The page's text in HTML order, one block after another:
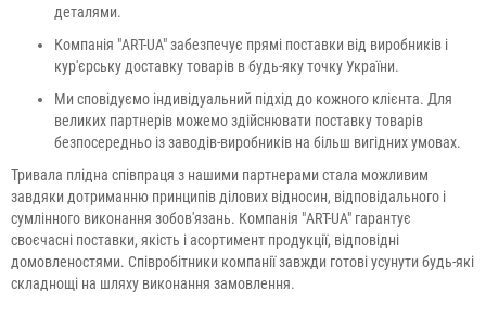
деталями.
Компанія "ART-UA" забезпечує прямі поставки від виробників і
кур'єрську доставку товарів в будь-яку точку України.
Ми сповідуємо індивідуальний підхід до кожного клієнта. Для
великих партнерів можемо здійснювати поставку товарів
безпосередньо із заводів-виробників на більш вигідних умовах.
Тривала плідна співпраця з нашими партнерами стала можливим
завдяки дотриманню принципів ділових відносин, відповідального і
сумлінного виконання зобов'язань. Компанія "ART-UA" гарантує
своєчасні поставки, якість і асортимент продукції, відповідні
домовленостями. Співробітники компанії завжди готові усунути будь-які
складнощі на шляху виконання замовлення.